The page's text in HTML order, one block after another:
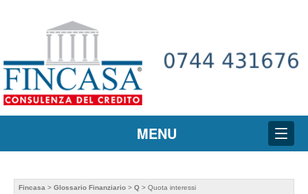
MENU
Fincasa > Glossario Finanziario > Q > Quota interessi